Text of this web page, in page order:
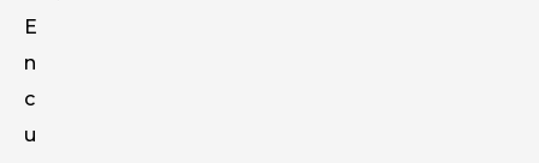
E
n
c
u